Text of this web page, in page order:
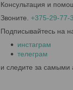
Консультация и
Звоните. +375-29-77-
Подписывайтесь на
инстаграм
телеграм
и следите за самыми